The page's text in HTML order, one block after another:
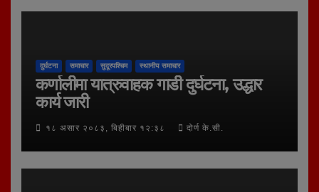
दुर्घटना समाचार सुदूरपश्चिम स्थानीय समाचार
कर्णालीमा यात्रुवाहक गाडी दुर्घटना, उद्धार
कार्य जारी
१८ असार २०८३, बिहीबार १२:३८ दोर्ण के.सी.